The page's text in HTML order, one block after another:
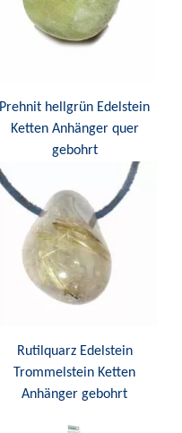
Prehnit hellgrün Edelstein
Ketten Anhänger quer
gebohrt
Rutilquarz Edelstein
Trommelstein Ketten
Anhänger gebohrt